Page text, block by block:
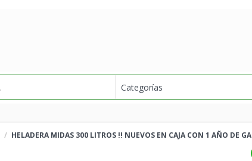
HELADERA MIDAS 300 LITROS !! NUEVOS EN CAJA CON 1 AÑO DE